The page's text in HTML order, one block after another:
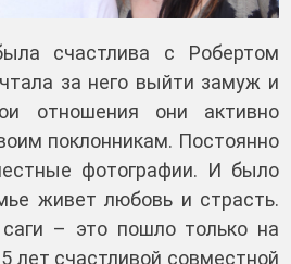
счастлива с Робертом
за него выйти замуж и
отношения они активно
поклонникам. Постоянно
фотографии. И было
живет любовь и страсть.
– это пошло только на
лет счастливой совместной